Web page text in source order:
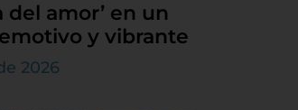
del amor’ en un
y vibrante
2026